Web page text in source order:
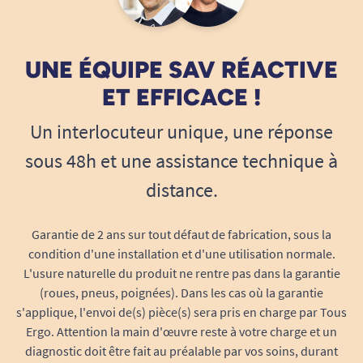
l’ensemble
autonomie préservée
Gardez votre canne toujours à portée de
Le porte canne Carbon Ultralight améliore
l’autonomie de l’utilisateur : plus besoin de tenir
la canne à la main ou de la poser n’importe où
lors de l’utilisation du déambulateur. Elle est
switcher aisément entre les deux aides à la
marche selon vos besoins ou la configuration du
terrain (escaliers, passages étroits, etc.).
Sécurise la canne et réduit les risques
d’oubli ou de chute grâce à son point
d’ancrage dédié
UNE ÉQUIPE SAV RÉACTIVE
ET EFFICACE !
Un interlocuteur unique, une réponse
sous 48h et une assistance technique à
distance.
Garantie de 2 ans sur tout défaut de fabrication, sous la
condition d'une installation et d'une utilisation normale.
L'usure naturelle du produit ne rentre pas dans la garantie
(roues, pneus, poignées). Dans les cas où la garantie
s'applique, l'envoi de(s) pièce(s) sera pris en charge par Tous
Ergo. Attention la main d'œuvre reste à votre charge et un
diagnostic doit être fait au préalable par vos soins, durant